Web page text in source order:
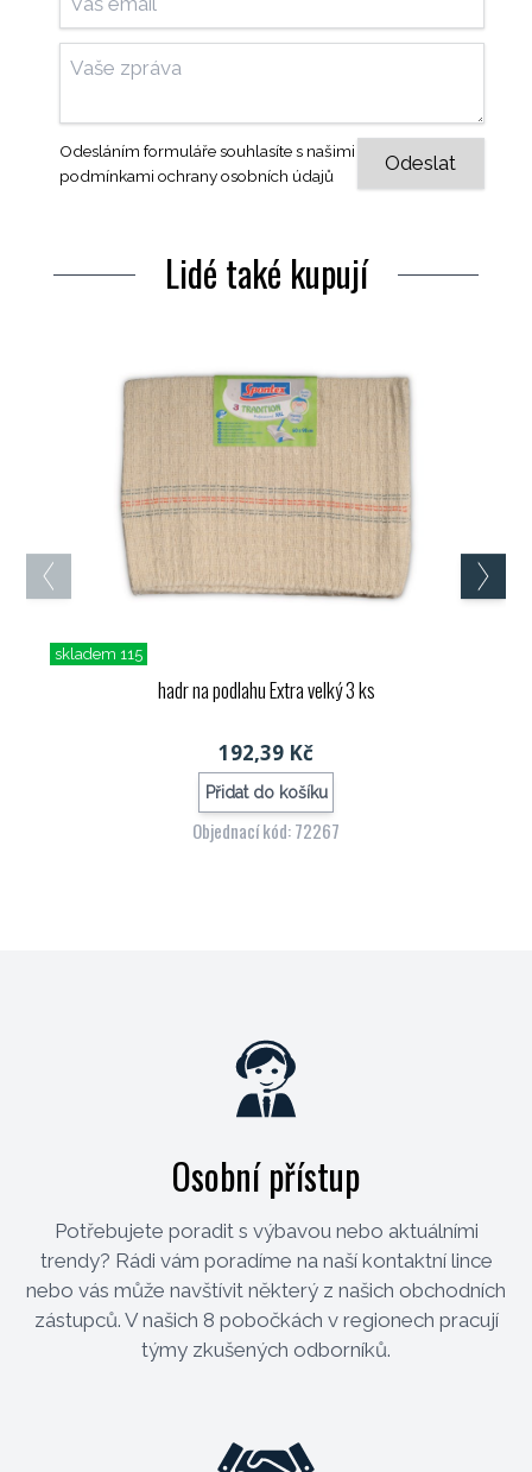
Odesláním formuláře souhlasíte s našimi
podmínkami ochrany osobních údajů
Lidé také kupují
skladem 115
hadr na podlahu Extra velký 3 ks
192,39 Kč
Přidat do košíku
Objednací kód: 72267
Osobní přístup
Potřebujete poradit s výbavou nebo aktuálními
trendy? Rádi vám poradíme na naší kontaktní lince
nebo vás může navštívit některý z našich obchodních
zástupců. V našich 8 pobočkách v regionech pracují
týmy zkušených odborníků.